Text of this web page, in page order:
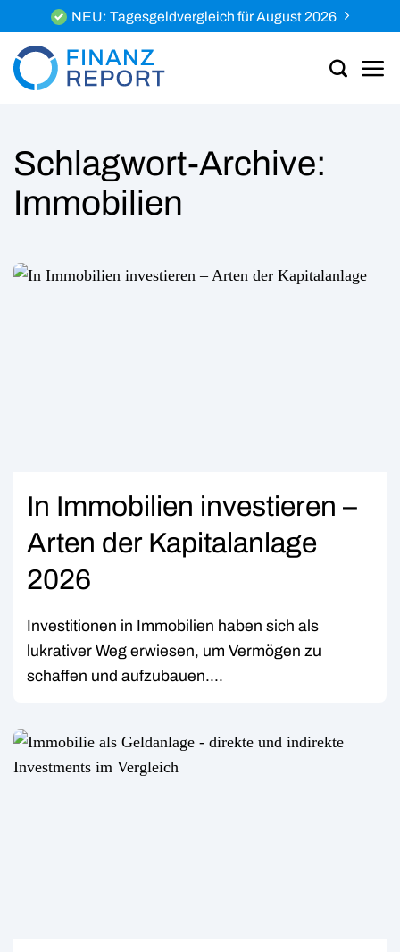
Inhalt
springen
NEU: Tagesgeldvergleich für August 2026
Schlagwort-Archive:
Immobilien
In Immobilien investieren –
Arten der Kapitalanlage
2026
Investitionen in Immobilien haben sich als
lukrativer Weg erwiesen, um Vermögen zu
schaffen und aufzubauen....